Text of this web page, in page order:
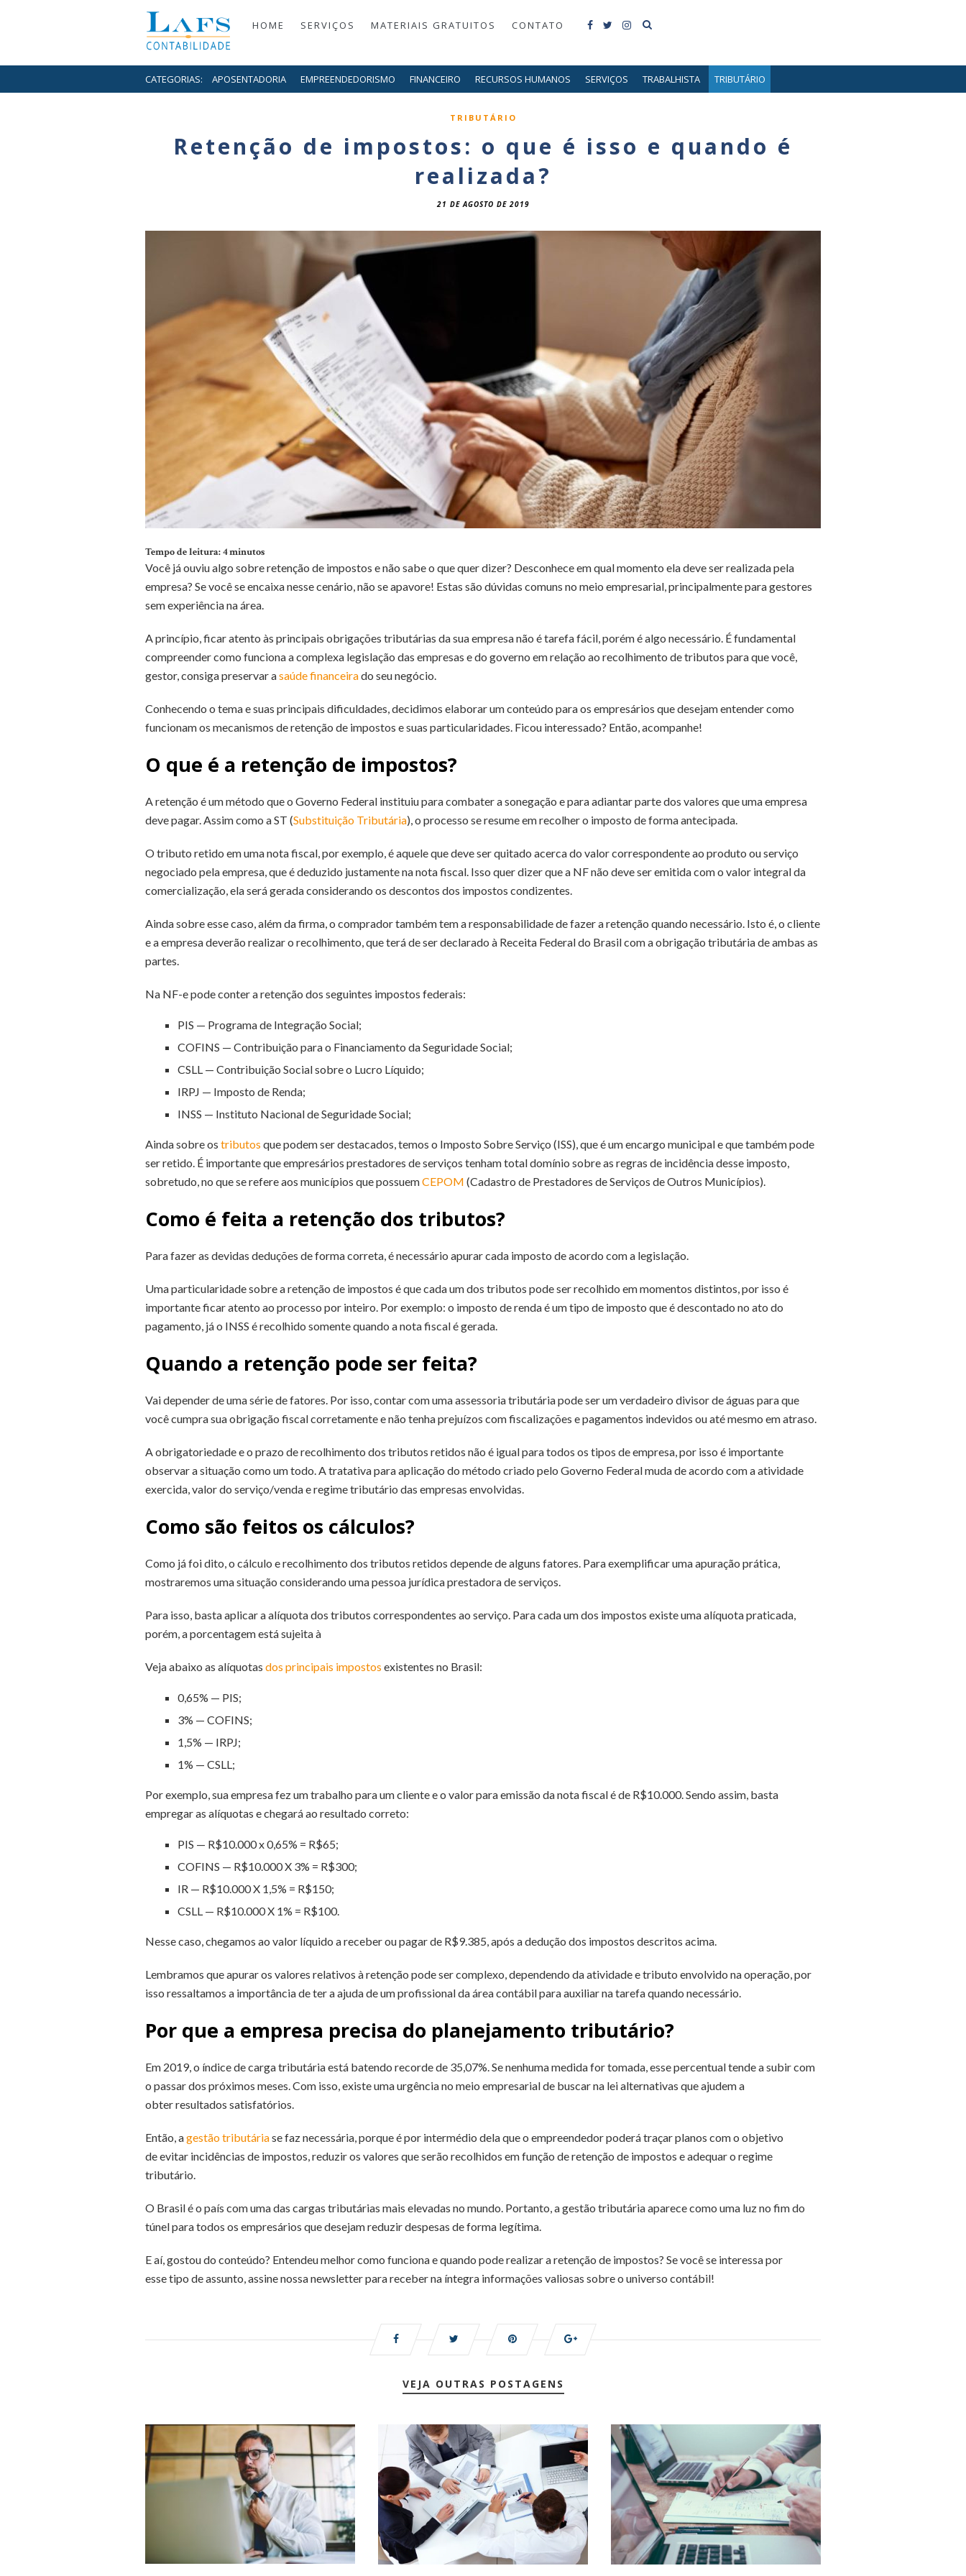
HOME SERVIÇOS MATERIAIS GRATUITOS CONTATO
CATEGORIAS: APOSENTADORIA EMPREENDEDORISMO FINANCEIRO RECURSOS HUMANOS SERVIÇOS TRABALHISTA TRIBUTÁRIO
TRIBUTÁRIO
Retenção de impostos: o que é isso e quando é
realizada?
21 DE AGOSTO DE 2019
Tempo de leitura:4minutos
Você já ouviu algo sobre retenção de impostos e não sabe o que quer dizer? Desconhece em qual momento ela deve ser realizada pela
empresa? Se você se encaixa nesse cenário, não se apavore! Estas são dúvidas comuns no meio empresarial, principalmente para gestores
sem experiência na área.
A princípio, ficar atento às principais obrigações tributárias da sua empresa não é tarefa fácil, porém é algo necessário. É fundamental
compreender como funciona a complexa legislação das empresas e do governo em relação ao recolhimento de tributos para que você,
gestor, consiga preservar asaúde financeirado seu negócio.
Conhecendo o tema e suas principais dificuldades, decidimos elaborar um conteúdo para os empresários que desejam entender como
funcionam os mecanismos de retenção de impostos e suas particularidades. Ficou interessado? Então, acompanhe!
O que é a retenção de impostos?
A retenção é um método que o Governo Federal instituiu para combater a sonegação e para adiantar parte dos valores que uma empresa
deve pagar. Assim como a ST (Substituição Tributária), o processo se resume em recolher o imposto de forma antecipada.
O tributo retido em uma nota fiscal, por exemplo, é aquele que deve ser quitado acerca do valor correspondente ao produto ou serviço
negociado pela empresa, que é deduzido justamente na nota fiscal. Isso quer dizer que a NF não deve ser emitida com o valor integral da
comercialização, ela será gerada considerando os descontos dos impostos condizentes.
Ainda sobre esse caso, além da firma, o comprador também tem a responsabilidade de fazer a retenção quando necessário. Isto é, o cliente
e a empresa deverão realizar o recolhimento, que terá de ser declarado à Receita Federal do Brasil com a obrigação tributária de ambas as
partes.
Na NF-e pode conter a retenção dos seguintes impostos federais:
PIS — Programa de Integração Social;
COFINS — Contribuição para o Financiamento da Seguridade Social;
CSLL — Contribuição Social sobre o Lucro Líquido;
IRPJ — Imposto de Renda;
INSS — Instituto Nacional de Seguridade Social;
Ainda sobre os tributos que podem ser destacados, temos o Imposto Sobre Serviço (ISS), que é um encargo municipal e que também pode
ser retido. É importante que empresários prestadores de serviços tenham total domínio sobre as regras de incidência desse imposto,
sobretudo, no que se refere aos municípios que possuemCEPOM (Cadastro de Prestadores de Serviços de Outros Municípios).
Como é feita a retenção dos tributos?
Para fazer as devidas deduções de forma correta, é necessário apurar cada imposto de acordo com a legislação.
Uma particularidade sobre a retenção de impostos é que cada um dos tributos pode ser recolhido em momentos distintos, por isso é
importante ficar atento ao processo por inteiro. Por exemplo: o imposto de renda é um tipo de imposto que é descontado no ato do
pagamento, já o INSS é recolhido somente quando a nota fiscal é gerada.
Quando a retenção pode ser feita?
Vai depender de uma série de fatores. Por isso, contar com uma assessoria tributária pode ser um verdadeiro divisor de águas para que
você cumpra sua obrigação fiscal corretamente e não tenha prejuízos com fiscalizações e pagamentos indevidos ou até mesmo em atraso.
A obrigatoriedade e o prazo de recolhimento dos tributos retidos não é igual para todos os tipos de empresa, por isso é importante
observar a situação como um todo. A tratativa para aplicação do método criado pelo Governo Federal muda de acordo com a atividade
exercida, valor do serviço/venda e regime tributário das empresas envolvidas.
Como são feitos os cálculos?
Como já foi dito, o cálculo e recolhimento dos tributos retidos depende de alguns fatores. Para exemplificar uma apuração prática,
mostraremos uma situação considerando uma pessoa jurídica prestadora de serviços.
Para isso, basta aplicar a alíquota dos tributos correspondentes ao serviço. Para cada um dos impostos existe uma alíquota praticada,
porém, a porcentagem está sujeita à
Veja abaixo as alíquotas dos principais impostos existentes no Brasil:
0,65% — PIS;
3% — COFINS;
1,5% — IRPJ;
1% — CSLL;
Por exemplo, sua empresa fez um trabalho para um cliente e o valor para emissão da nota fiscal é de R$10.000. Sendo assim, basta
empregar as alíquotas e chegará ao resultado correto:
PIS — R$10.000 x 0,65% = R$65;
COFINS — R$10.000 X 3% = R$300;
IR — R$10.000 X 1,5% = R$150;
CSLL — R$10.000 X 1% = R$100.
Nesse caso, chegamos ao valor líquido a receber ou pagar de R$9.385, após a dedução dos impostos descritos acima.
Lembramos que apurar os valores relativos à retenção pode ser complexo, dependendo da atividade e tributo envolvido na operação, por
isso ressaltamos a importância de ter a ajuda de um profissional da área contábil para auxiliar na tarefa quando necessário.
Por que a empresa precisa do planejamento tributário?
Em 2019, o índice de carga tributária está batendo recorde de 35,07%. Se nenhuma medida for tomada, esse percentual tende a subir com
o passar dos próximos meses. Com isso, existe uma urgência no meio empresarial de buscar na lei alternativas que ajudem a
obter resultados satisfatórios.
Então, agestão tributáriase faz necessária, porque é por intermédio dela que o empreendedor poderá traçar planos com o objetivo
de evitar incidências de impostos, reduzir os valores que serão recolhidos em função de retenção de impostos e adequar o regime
tributário.
O Brasil é o país com uma das cargas tributárias mais elevadas no mundo. Portanto, a gestão tributária aparece como uma luz no fim do
túnel para todos os empresários que desejam reduzir despesas de forma legítima.
E aí, gostou do conteúdo? Entendeu melhor como funciona e quando pode realizar a retenção de impostos? Se você se interessa por
esse tipo de assunto, assine nossa newsletter para receber na íntegra informações valiosas sobre o universo contábil!
VEJA OUTRAS POSTAGENS